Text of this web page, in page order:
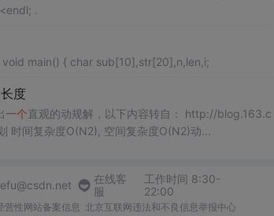
#include #include #include int SubString( char *sub, char *str, int n, int len ); void main() { char sub[10],str[20],n,len,i;
度
一个直观的动规解，以下内容转自： http://blog.163.c
间复杂度O(N2), 空间复杂度O(N2)动...
在线客
服
工作时间 8:30-
22:00
营性网站备案信息 北京互联网违法和不良信息举报中心